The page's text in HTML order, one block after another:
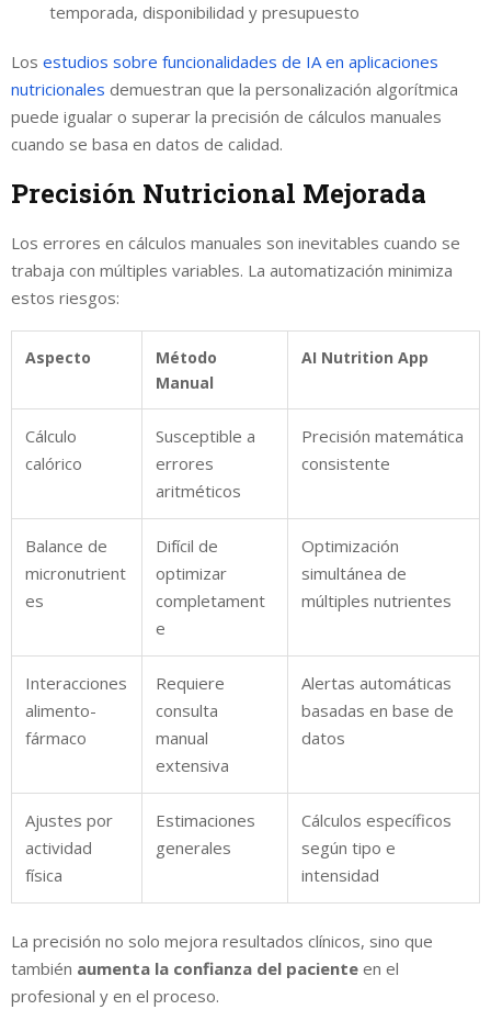
temporada, disponibilidad y presupuesto
Los estudios sobre funcionalidades de IA en aplicaciones
nutricionales demuestran que la personalización algorítmica
puede igualar o superar la precisión de cálculos manuales
cuando se basa en datos de calidad.
Precisión Nutricional Mejorada
Los errores en cálculos manuales son inevitables cuando se
trabaja con múltiples variables. La automatización minimiza
estos riesgos:
Aspecto
Método
Manual
AI Nutrition App
Cálculo
calórico
Susceptible a
errores
aritméticos
Precisión matemática
consistente
Balance de
micronutrient
es
Difícil de
optimizar
completament
e
Optimización
simultánea de
múltiples nutrientes
Interacciones
alimento-
fármaco
Requiere
consulta
manual
extensiva
Alertas automáticas
basadas en base de
datos
Ajustes por
actividad
física
Estimaciones
generales
Cálculos específicos
según tipo e
intensidad
La precisión no solo mejora resultados clínicos, sino que
también aumenta la confianza del paciente en el
profesional y en el proceso.